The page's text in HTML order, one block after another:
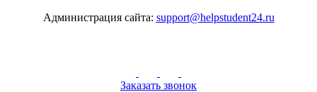
Администрация сайта: support@helpstudent24.ru
Заказать звонок